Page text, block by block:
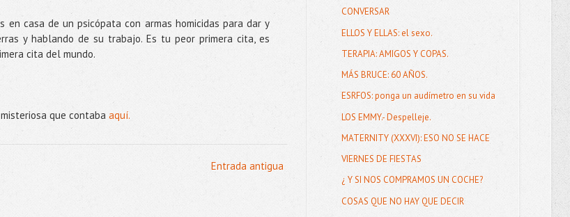
casa de un psicópata con armas homicidas para dar y
y hablando de su trabajo. Es tu peor primera cita, es
cita del mundo.
que contaba aquí.
Entrada antigua
CONVERSAR
ELLOS Y ELLAS: el sexo.
TERAPIA: AMIGOS Y COPAS.
MÁS BRUCE: 60 AÑOS.
ESRFOS: ponga un audímetro en su vida
LOS EMMY.- Despelleje.
MATERNITY (XXXVI): ESO NO SE HACE
VIERNES DE FIESTAS
¿ Y SI NOS COMPRAMOS UN COCHE?
COSAS QUE NO HAY QUE DECIR